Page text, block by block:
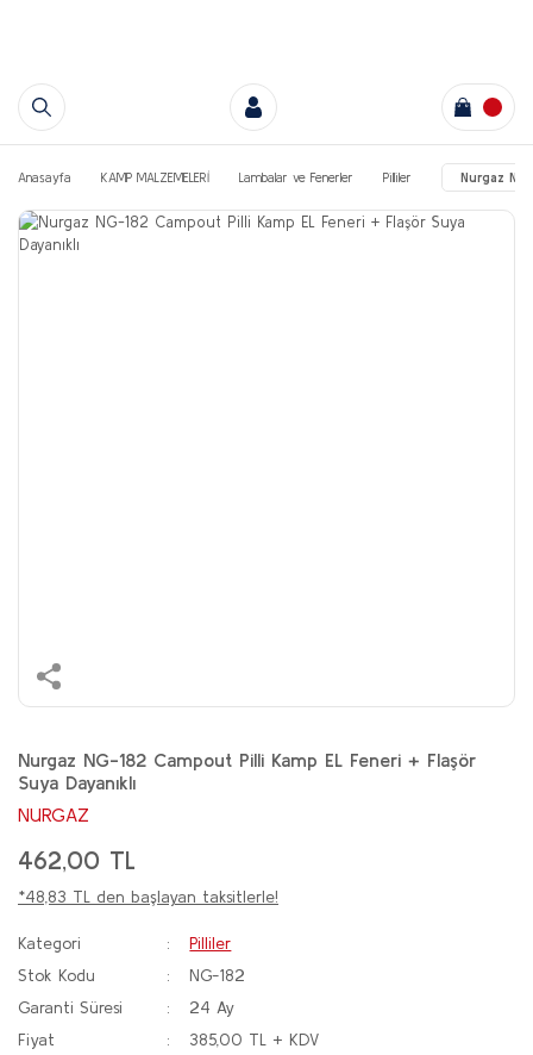
Anasayfa KAMP MALZEMELERİ Lambalar ve Fenerler Pilliler Nurgaz
Nurgaz NG-182 Campout Pilli Kamp EL Feneri + Flaşör
Suya Dayanıklı
NURGAZ
462,00 TL
*48,83 TL den başlayan taksitlerle!
Kategori
Pilliler
Stok Kodu
NG-182
Garanti Süresi
24 Ay
Fiyat
385,00 TL + KDV